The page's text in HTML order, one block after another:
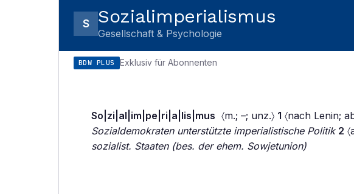
S Sozialimperialismus
Gesellschaft & Psychologie
BDW PLUS Exklusiv für Abonnenten
So|zi|al|im|pe|ri|a|lis|mus 〈m.; –; unz.〉 1 〈nach Lenin;
Sozialdemokraten unterstützte imperialistische Politik 2
sozialist. Staaten (bes. der ehem. Sowjetunion)